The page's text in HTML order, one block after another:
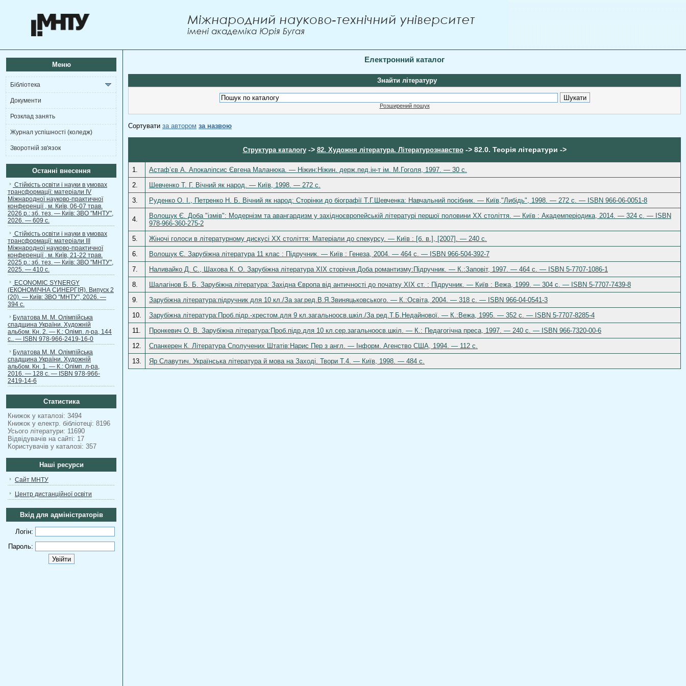
Меню
Бібліотека
Документи
Розклад занять
Журнал успішності (коледж)
Зворотній зв'язок
Останні внесення
Стійкість освіти і науки в умовах
трансформації: матеріали ІV
Міжнародної науково-практичної
конференції , м. Київ, 06-07 трав.
2026 р.: зб. тез. — Київ: ЗВО "МНТУ",
2026. — 609 с.
Стійкість освіти і науки в умовах
трансформації: матеріали ІІІ
Міжнародної науково-практичної
конференції , м. Київ, 21-22 трав.
2025 р.: зб. тез. — Київ: ЗВО "МНТУ",
2025. — 410 с.
ECONOMIC SYNERGY
(ЕКОНОМІЧНА СИНЕРГІЯ). Випуск 2
(20). — Київ: ЗВО "МНТУ", 2026. —
394 с.
Булатова М. М. Олімпійська
спадщина України. Художній
альбом. Кн. 2. — К.: Олімп. л-ра, 144
с.. — ISBN 978-966-2419-16-0
Булатова М. М. Олімпійська
спадщина України. Художній
альбом. Кн. 1. — К.: Олімп. л-ра,
2016. — 128 с. — ISBN 978-966-
2419-14-6
Статистика
Книжок у каталозі: 3494
Книжок у електр. бібліотеці: 8196
Усього літератури: 11690
Відвідувачів на сайті: 17
Користувачів у каталозі: 357
Наші ресурси
Сайт МНТУ
Центр дистанційної освіти
Вхід для адміністраторів
Логін:
Пароль:
Електронний каталог
Знайти літературу
Розширений пошук
Сортувати за автором за назвою
Структура каталогу-> 82. Художня література. Літературознавство-> 82.0. Теорія літератури ->
1.
Астаф’єв А. Апокаліпсис Євгена Маланюка. — Ніжин:Ніжин. держ.пед.ін-т ім. М.Гоголя, 1997. — 30 с.
2.
Шевченко Т. Г. Вічний як народ. — Київ, 1998. — 272 c.
3.
Руденко О. І., Петренко Н. Б. Вічний як народ: Сторінки до біографії Т.Г.Шевченка: Навчальний посібник. — Київ,"Либідь", 1998. — 272 c. — ISBN 966-06-0051-8
4.
Волощук Є. Доба "ізмів": Модернізм та авангардизм у західноєвропейській літературі першої половини ХХ століття. — Київ : Академперіодика, 2014. — 324 с. — ISBN
978-966-360-275-2
5.
Жіночі голоси в літературному дискусі ХХ століття: Матеріали до спекурсу. — Київ : [б. в.], [2007]. — 240 с.
6.
Волощук Є. Зарубіжна література 11 клас : Підручник. — Київ : Генеза, 2004. — 464 с. — ISBN 966-504-392-7
7.
Наливайко Д. С., Шахова К. О. Зарубіжна література ХІХ сторіччя.Доба романтизму:Підручник. — К.:Заповіт, 1997. — 464 с. — ISBN 5-7707-1086-1
8.
Шалагінов Б. Б. Зарубіжна література: Західна Європа від античності до початку ХІХ ст. : Підручник. — Київ : Вежа, 1999. — 304 с. — ISBN 5-7707-7439-8
9.
Зарубіжна література:підручник для 10 кл./За заг.ред.В.Я.Звиняцьковського. — К.:Освіта, 2004. — 318 с. — ISBN 966-04-0541-3
10.
Зарубіжна література:Проб.підр.-хрестом.для 9 кл.загальноосв.шкіл./За ред.Т.Б.Недайнової. — К.:Вежа, 1995. — 352 с. — ISBN 5-7707-8285-4
11.
Пронкевич О. В. Зарубіжна література:Проб.підр.для 10 кл.сер.загальноосв.шкіл. — К.: Педагогічна преса, 1997. — 240 с. — ISBN 966-7320-00-6
12.
Спанкерен К. Література Сполучених Штатів:Нарис Пер з англ. — Інформ. Агенство США, 1994. — 112 c.
13.
Яр Славутич. Українська література й мова на Заході. Твори Т.4. — Київ, 1998. — 484 c.